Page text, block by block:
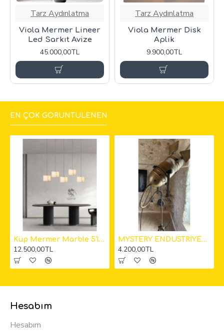
Tarz Aydınlatma
Viola Mermer Lineer
Led Sarkıt Avize
45.000,00TL
Tarz Aydınlatma
Viola Mermer Disk
Aplik
9.900,00TL
EN ÇOK GÖRÜNTÜLENEN
Küp Mermer Marble 5'li Sarkıt Avize 12cm
12.500,00TL
MYSTERY ENDÜSTRİYEL KAMERA LAMBADER
4.200,00TL
Hesabım
Hesabım